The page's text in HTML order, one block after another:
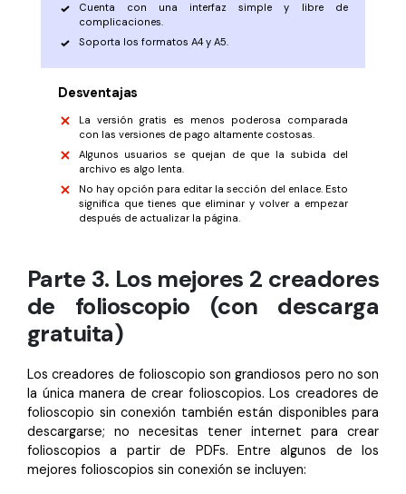
Cuenta con una interfaz simple y libre de
complicaciones.
Soporta los formatos A4 y A5.
Desventajas
La versión gratis es menos poderosa comparada
con las versiones de pago altamente costosas.
Algunos usuarios se quejan de que la subida del
archivo es algo lenta.
No hay opción para editar la sección del enlace. Esto
significa que tienes que eliminar y volver a empezar
después de actualizar la página.
Parte 3. Los mejores 2 creadores
de folioscopio (con descarga
gratuita)
Los creadores de folioscopio son grandiosos pero no son
la única manera de crear folioscopios. Los creadores de
folioscopio sin conexión también están disponibles para
descargarse; no necesitas tener internet para crear
folioscopios a partir de PDFs. Entre algunos de los
mejores folioscopios sin conexión se incluyen: